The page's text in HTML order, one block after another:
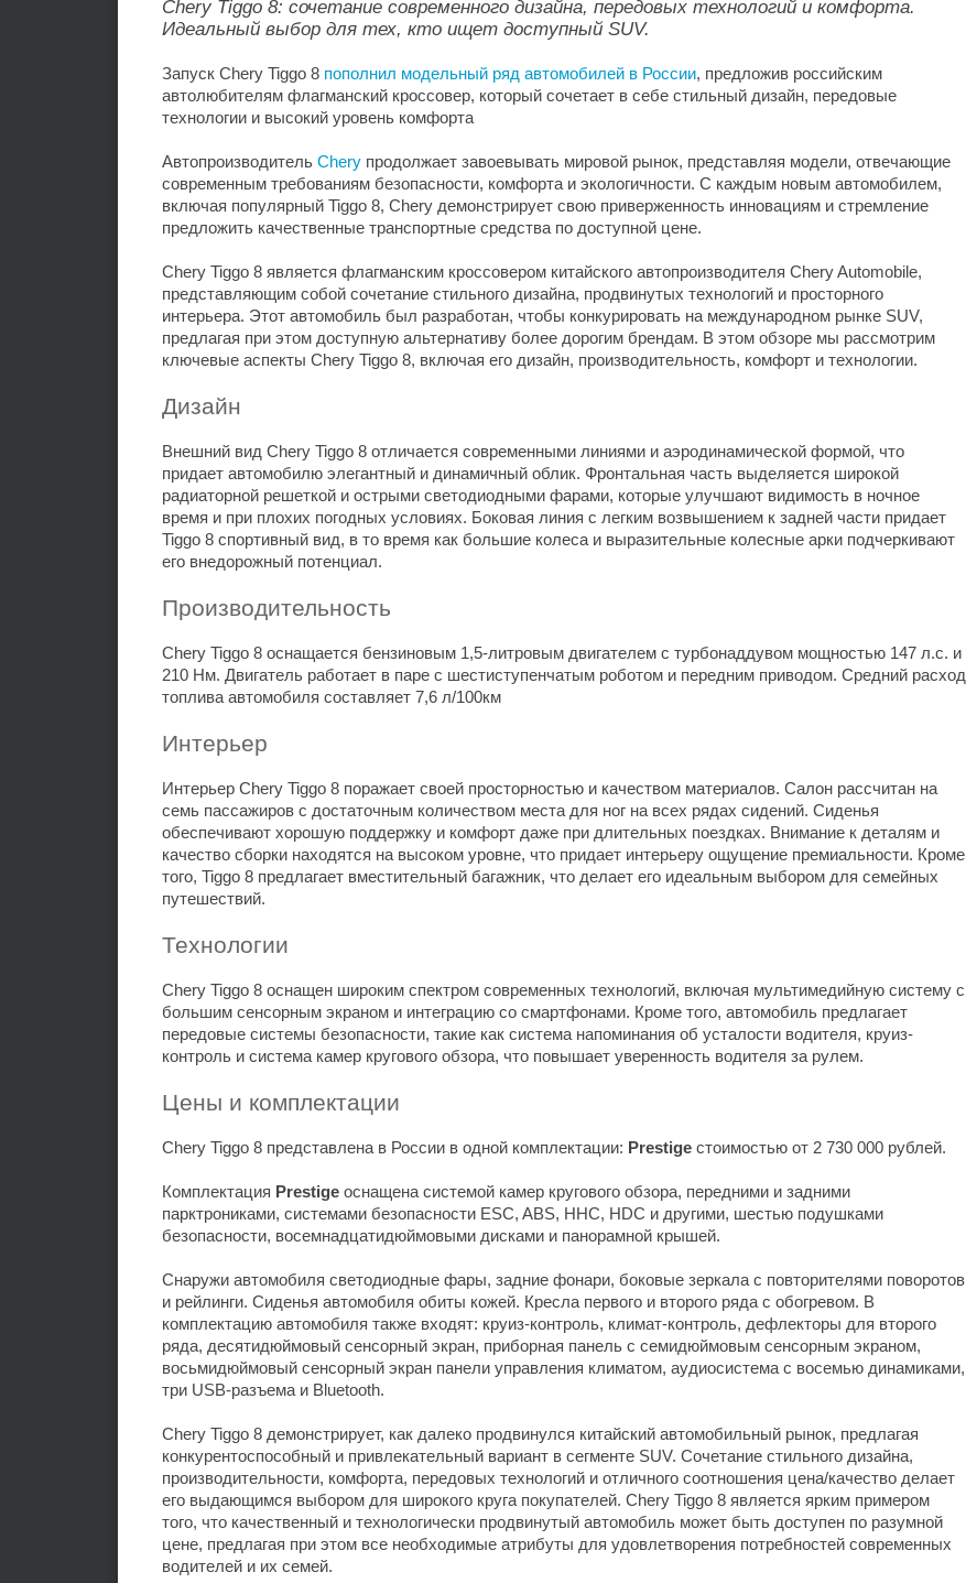
Chery Tiggo 8: сочетание современного дизайна, передовых технологий и комфорта.
Идеальный выбор для тех, кто ищет доступный SUV.
Запуск Chery Tiggo 8 пополнил модельный ряд автомобилей в России, предложив российским
автолюбителям флагманский кроссовер, который сочетает в себе стильный дизайн, передовые
технологии и высокий уровень комфорта
Автопроизводитель Chery продолжает завоевывать мировой рынок, представляя модели, отвечающие
современным требованиям безопасности, комфорта и экологичности. С каждым новым автомобилем,
включая популярный Tiggo 8, Chery демонстрирует свою приверженность инновациям и стремление
предложить качественные транспортные средства по доступной цене.
Chery Tiggo 8 является флагманским кроссовером китайского автопроизводителя Chery Automobile,
представляющим собой сочетание стильного дизайна, продвинутых технологий и просторного
интерьера. Этот автомобиль был разработан, чтобы конкурировать на международном рынке SUV,
предлагая при этом доступную альтернативу более дорогим брендам. В этом обзоре мы рассмотрим
ключевые аспекты Chery Tiggo 8, включая его дизайн, производительность, комфорт и технологии.
Дизайн
Внешний вид Chery Tiggo 8 отличается современными линиями и аэродинамической формой, что
придает автомобилю элегантный и динамичный облик. Фронтальная часть выделяется широкой
радиаторной решеткой и острыми светодиодными фарами, которые улучшают видимость в ночное
время и при плохих погодных условиях. Боковая линия с легким возвышением к задней части придает
Tiggo 8 спортивный вид, в то время как большие колеса и выразительные колесные арки подчеркивают
его внедорожный потенциал.
Производительность
Chery Tiggo 8 оснащается бензиновым 1,5-литровым двигателем с турбонаддувом мощностью 147 л.с. и
210 Нм. Двигатель работает в паре с шестиступенчатым роботом и передним приводом. Средний расход
топлива автомобиля составляет 7,6 л/100км
Интерьер
Интерьер Chery Tiggo 8 поражает своей просторностью и качеством материалов. Салон рассчитан на
семь пассажиров с достаточным количеством места для ног на всех рядах сидений. Сиденья
обеспечивают хорошую поддержку и комфорт даже при длительных поездках. Внимание к деталям и
качество сборки находятся на высоком уровне, что придает интерьеру ощущение премиальности. Кроме
того, Tiggo 8 предлагает вместительный багажник, что делает его идеальным выбором для семейных
путешествий.
Технологии
Chery Tiggo 8 оснащен широким спектром современных технологий, включая мультимедийную систему с
большим сенсорным экраном и интеграцию со смартфонами. Кроме того, автомобиль предлагает
передовые системы безопасности, такие как система напоминания об усталости водителя, круиз-
контроль и система камер кругового обзора, что повышает уверенность водителя за рулем.
Цены и комплектации
Chery Tiggo 8 представлена в России в одной комплектации: Prestige стоимостью от 2 730 000 рублей.
Комплектация Prestige оснащена системой камер кругового обзора, передними и задними
парктрониками, системами безопасности ESC, ABS, HHC, HDC и другими, шестью подушками
безопасности, восемнадцатидюймовыми дисками и панорамной крышей.
Снаружи автомобиля светодиодные фары, задние фонари, боковые зеркала с повторителями поворотов
и рейлинги. Сиденья автомобиля обиты кожей. Кресла первого и второго ряда с обогревом. В
комплектацию автомобиля также входят: круиз-контроль, климат-контроль, дефлекторы для второго
ряда, десятидюймовый сенсорный экран, приборная панель с семидюймовым сенсорным экраном,
восьмидюймовый сенсорный экран панели управления климатом, аудиосистема с восемью динамиками,
три USB-разъема и Bluetooth.
Chery Tiggo 8 демонстрирует, как далеко продвинулся китайский автомобильный рынок, предлагая
конкурентоспособный и привлекательный вариант в сегменте SUV. Сочетание стильного дизайна,
производительности, комфорта, передовых технологий и отличного соотношения цена/качество делает
его выдающимся выбором для широкого круга покупателей. Chery Tiggo 8 является ярким примером
того, что качественный и технологически продвинутый автомобиль может быть доступен по разумной
цене, предлагая при этом все необходимые атрибуты для удовлетворения потребностей современных
водителей и их семей.